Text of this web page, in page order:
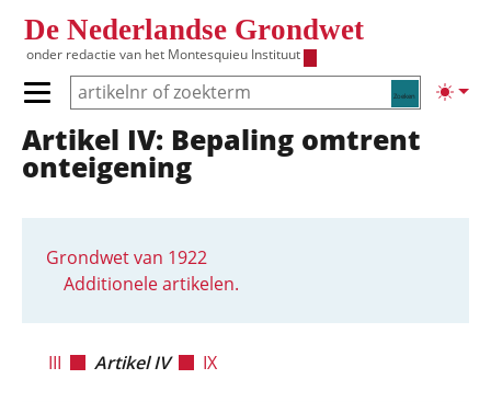
De Nederlandse Grondwet
onder redactie van het Montesquieu Instituut
Zoeken
Primair menu tonen/verbergen
Hoofdnavigatie
Artikel IV: Bepaling omtrent
onteigening
Grondwet van 1922
Additionele artikelen.
III Artikel IV IX